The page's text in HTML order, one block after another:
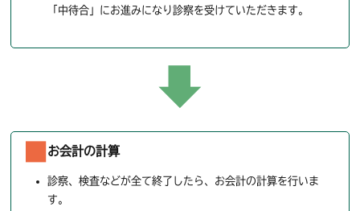
「中待合」にお進みになり診察を受けていただきます。
お会計の計算
診察、検査などが全て終了したら、お会計の計算を行いま
す。